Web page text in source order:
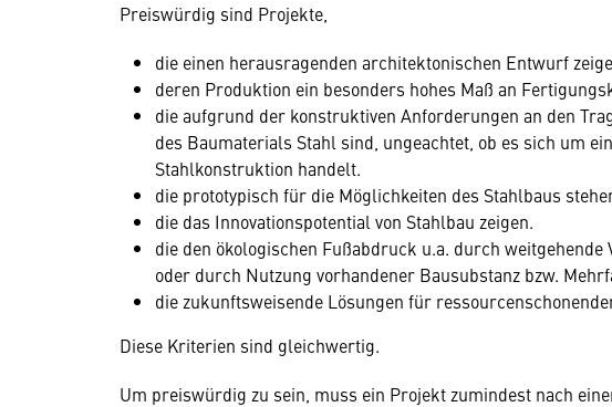
Preiswürdig sind Projekte,
die einen herausragenden architektonischen Entwurf
deren Produktion ein besonders hohes Maß an
die aufgrund der konstruktiven Anforderungen an den
des Baumaterials Stahl sind, ungeachtet, ob es sich um
Stahlkonstruktion handelt.
die prototypisch für die Möglichkeiten des Stahlbaus
die das Innovationspotential von Stahlbau zeigen.
die den ökologischen Fußabdruck u.a. durch weitgehende
oder durch Nutzung vorhandener Bausubstanz bzw.
die zukunftsweisende Lösungen für
Diese Kriterien sind gleichwertig.
Um preiswürdig zu sein, muss ein Projekt zumindest nach